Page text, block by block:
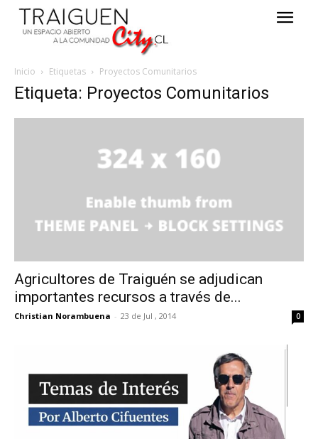
Inicio Etiquetas Proyectos Comunitarios
Etiqueta: Proyectos Comunitarios
Agricultores de Traiguén se adjudican
importantes recursos a través de...
Christian Norambuena - 23 de Jul , 2014 0